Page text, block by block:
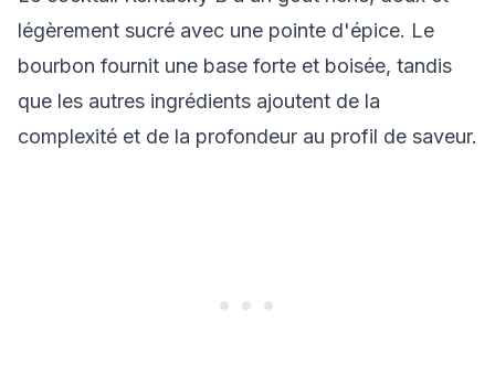
légèrement sucré avec une pointe d'épice. Le
bourbon fournit une base forte et boisée, tandis
que les autres ingrédients ajoutent de la
complexité et de la profondeur au profil de saveur.